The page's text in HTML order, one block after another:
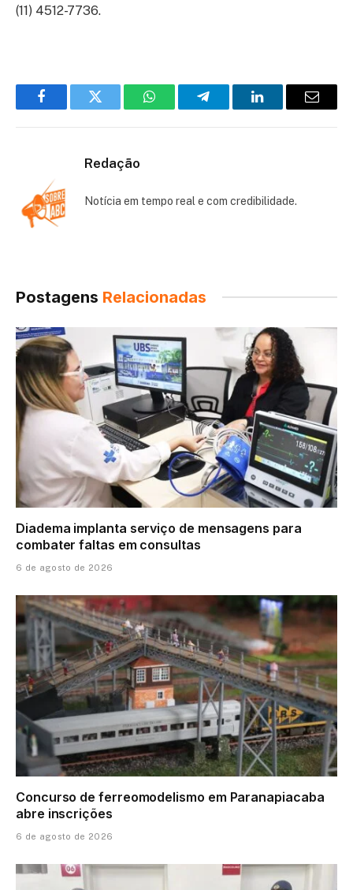
(11) 4512-7736.
FacebookTwitter WhatsAppTelegramLinkedInEmail
Redação
Notícia em tempo real e com credibilidade.
Postagens Relacionadas
Diadema implanta serviço de mensagens para
combater faltas em consultas
6 de agosto de 2026
Concurso de ferreomodelismo em Paranapiacaba
abre inscrições
6 de agosto de 2026